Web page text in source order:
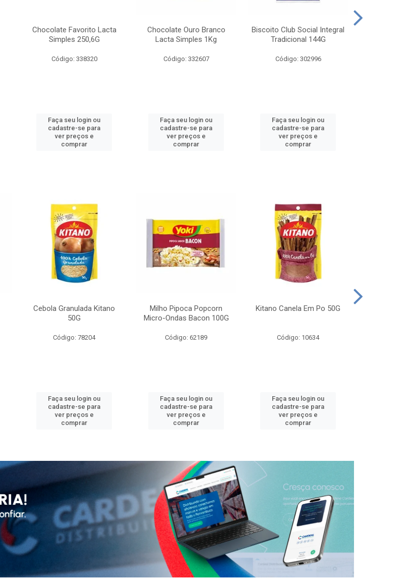
Chocolate Favorito Lacta
Simples 250,6G
Código: 338320
Faça seu login ou
cadastre-se para
ver preços e
comprar
Chocolate Ouro Branco
Lacta Simples 1Kg
Código: 332607
Faça seu login ou
cadastre-se para
ver preços e
comprar
Biscoito Club Social Integral
Tradicional 144G
Código: 302996
Faça seu login ou
cadastre-se para
ver preços e
comprar
Cebola Granulada Kitano
50G
Código: 78204
Faça seu login ou
cadastre-se para
ver preços e
comprar
Milho Pipoca Popcorn
Micro-Ondas Bacon 100G
Código: 62189
Faça seu login ou
cadastre-se para
ver preços e
comprar
Kitano Canela Em Po 50G
Código: 10634
Faça seu login ou
cadastre-se para
ver preços e
comprar